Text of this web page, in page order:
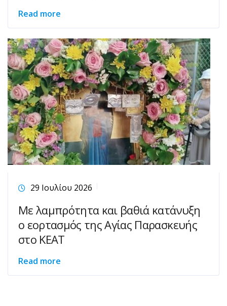
Read more
29 Ιουλίου 2026
Με λαμπρότητα και βαθιά κατάνυξη
ο εορτασμός της Αγίας Παρασκευής
στο ΚΕΑΤ
Read more